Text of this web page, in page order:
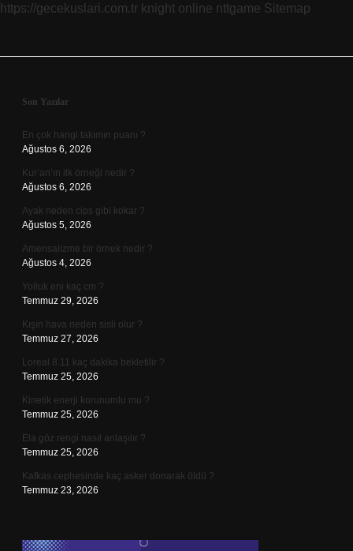
https://gecekuslari.com.tr knight online nttgame Sitemap
Sidebar
Son Yazılar
En çok hangi takımın puanı ?
Ağustos 6, 2026
Kur’an’ın ilk örneği nedir ?
Ağustos 6, 2026
Ayak neden cips gibi kokar ?
Ağustos 5, 2026
Amensalizme bir örnek nedir ?
Ağustos 4, 2026
Yolluk eni kaç cm ?
Temmuz 29, 2026
Kışın hava neden sisli olur ?
Temmuz 27, 2026
Loreal 8.11 kaç dakika bekletilir ?
Temmuz 25, 2026
Kinetik enerji korunumlu mu ?
Temmuz 25, 2026
Ela göz rengi nasıl anlaşılır ?
Temmuz 25, 2026
Kafkas cephesinde kaç asker donarak öldü ?
Temmuz 23, 2026